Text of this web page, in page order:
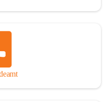
Daher mag um Nachsicht
oder auch der eine oder
haben nach ihren
Wissen und Gewissen